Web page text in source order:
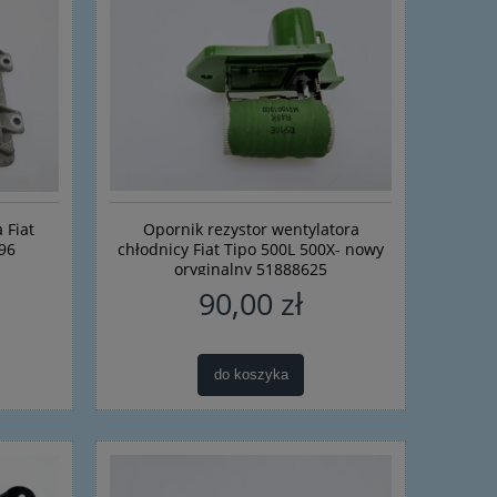
Fiat
Opornik rezystor wentylatora
chłodnicy Fiat Tipo 500L 500X- nowy
oryginalny 51888625
90,00 zł
do koszyka